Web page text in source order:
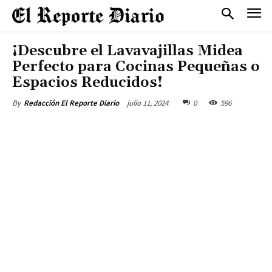
¡Descubre el Lavavajillas Midea
Perfecto para Cocinas Pequeñas o
Espacios Reducidos!
By Redacción El Reporte Diario julio 11, 2024 0 596